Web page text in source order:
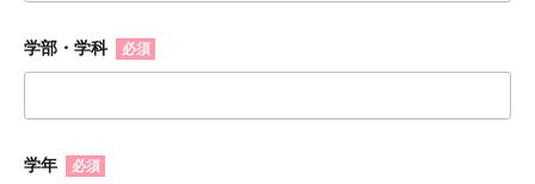
学部・学科 必須
学年 必須